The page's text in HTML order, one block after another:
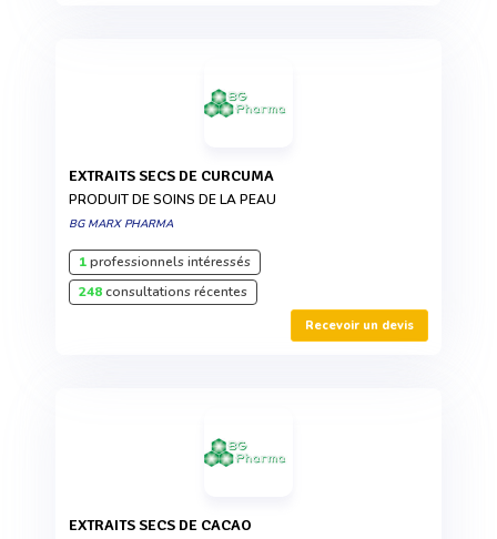
EXTRAITS SECS DE CURCUMA
PRODUIT DE SOINS DE LA PEAU
BG MARX PHARMA
1professionnels intéressés
248consultations récentes
Recevoir un devis
EXTRAITS SECS DE CACAO